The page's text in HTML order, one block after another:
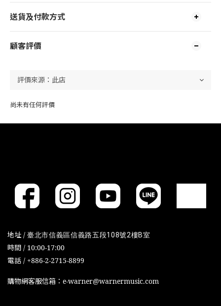
送貨及付款方式
顧客評價
尚未有任何評價
地址 / 臺北市信義區信義路五段108號2樓B室
時間 / 10:00-17:00
電話 / +886-2-2715-8899
購物網客服信箱：e-warner@warnermusic.com